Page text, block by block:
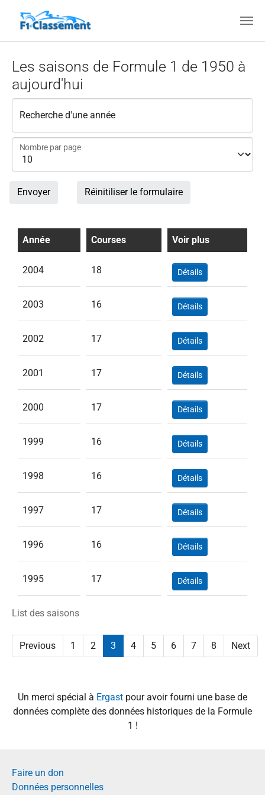
Les saisons de Formule 1 de 1950 à
aujourd'hui
Recherche d'une année
Nombre par page
Envoyer Réinitiliser le formulaire
List des saisons
Année Courses Voir plus
2004 18 Détails
2003 16 Détails
2002 17 Détails
2001 17 Détails
2000 17 Détails
1999 16 Détails
1998 16 Détails
1997 17 Détails
1996 16 Détails
1995 17 Détails
Previous 1 2 3 4 5 6 7 8 Next
Un merci spécial à Ergast pour avoir fourni une base de
données complète des données historiques de la Formule
1 !
Faire un don
Données personnelles